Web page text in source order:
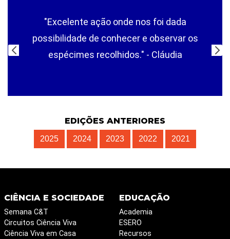
"Excelente ação onde nos foi dada
possibilidade de conhecer e observar os
espécimes recolhidos." - Cláudia
EDIÇÕES ANTERIORES
2025 2024 2023 2022 2021
CIÊNCIA E SOCIEDADE
Semana C&T
Circuitos Ciência Viva
Ciência Viva em Casa
EDUCAÇÃO
Academia
ESERO
Recursos